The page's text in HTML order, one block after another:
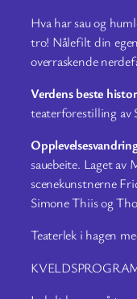
Hva har sau og
tro! Nålefilt din
overraskende
Verdens beste
teaterforestilling av
sauebeite. Laget av
scenekunstnerne
Simone Thiis og
Teaterlek i hagen